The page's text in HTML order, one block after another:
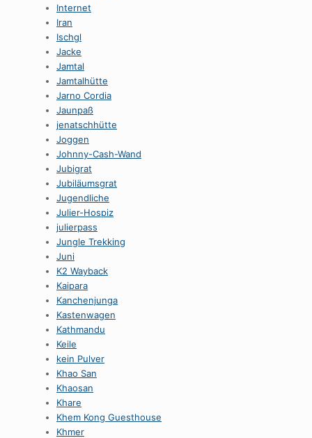
Internet
Iran
Ischgl
Jacke
Jamtal
Jamtalhütte
Jarno Cordia
Jaunpaß
jenatschhütte
Joggen
Johnny-Cash-Wand
Jubigrat
Jubiläumsgrat
Jugendliche
Julier-Hospiz
julierpass
Jungle Trekking
Juni
K2 Wayback
Kaipara
Kanchenjunga
Kastenwagen
Kathmandu
Keile
kein Pulver
Khao San
Khaosan
Khare
Khem Kong Guesthouse
Khmer